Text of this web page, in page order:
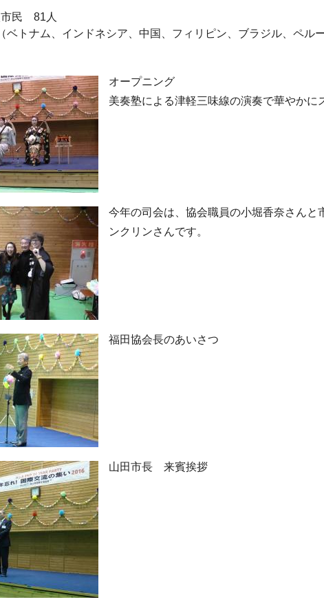
市民 81人
ベトナム、インドネシア、中国、フィリピン、ブラジル、ペル
オープニング
美奏塾による津軽三味線の演奏で華やかに
今年の司会は、協会職員の小堀香奈さんと
ンクリンさんです。
福田協会長のあいさつ
山田市長 来賓挨拶